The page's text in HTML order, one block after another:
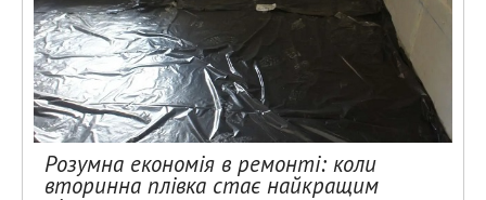
Розумна економія в ремонті: коли
вторинна плівка стає найкращим